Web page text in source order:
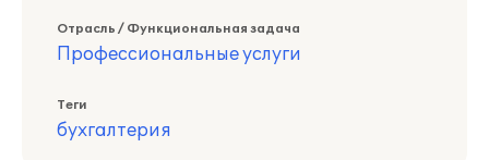
Отрасль / Функциональная задача
Профессиональные услуги
Теги
бухгалтерия